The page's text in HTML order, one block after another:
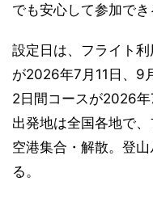
でも安心して参加でき
設定日は、フライト
が2026年7月11日、9
2日間コースが2026年
出発地は全国各地で
空港集合・解散。登
る。